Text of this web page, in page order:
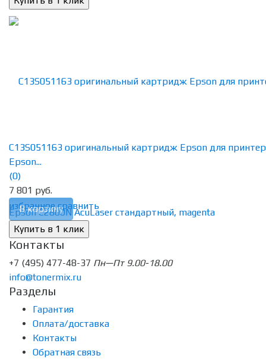
избранное сравнить
C13S051163 оригинальный картридж Epson для
Epson...
(0)
7 801 руб.
В корзину
Контакты
+7 (495) 477-48-37 Пн—Пт 9.00-18.00
info@tonermix.ru
Разделы
Гарантия
Оплата/доставка
Контакты
Обратная связь